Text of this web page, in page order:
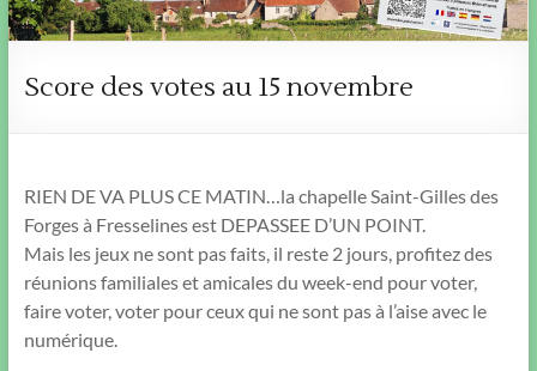
Score des votes au 15 novembre
RIEN DE VA PLUS CE MATIN…la chapelle Saint-Gilles des
Forges à Fresselines est DEPASSEE D’UN POINT.
Mais les jeux ne sont pas faits, il reste 2 jours, profitez des
réunions familiales et amicales du week-end pour voter,
faire voter, voter pour ceux qui ne sont pas à l’aise avec le
numérique.